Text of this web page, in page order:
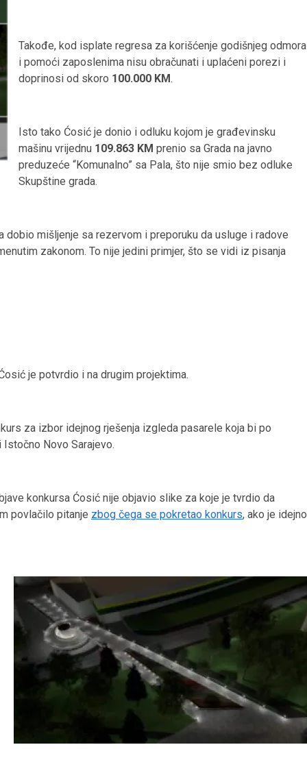
Takođe, kod isplate regresa za korišćenje godišnjeg odmora
i pomoći zaposlenima nisu obračunati i uplaćeni porezi i
doprinosi od skoro 100.000 KM.
Isto tako Ćosić je donio i odluku kojom je građevinsku
mašinu vrijednu 109.863 KM prenio sa Grada na javno
preduzeće “Komunalno” sa Pala, što nije smio bez odluke
Skupštine grada.
mišljenje sa rezervom i preporuku da usluge i radove
zakonom. To nije jedini primjer, što se vidi iz pisanja
je potvrdio i na drugim projektima.
za izbor idejnog rješenja izgleda pasarele koja bi po
Novo Sarajevo.
konkursa Ćosić nije objavio slike za koje je tvrdio da
povlačilo pitanje zbog čega se pokretao konkurs, ako je idejno